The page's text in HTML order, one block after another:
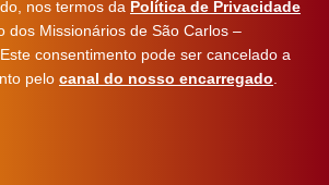
nos termos da Política de Privacidade
dos Missionários de São Carlos –
consentimento pode ser cancelado a
pelo canal do nosso encarregado